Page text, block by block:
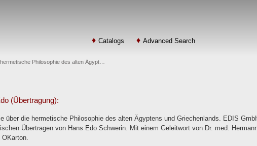
Catalogs Advanced Search
Philosophie des alten Ägypt…
(Übertragung):
über die hermetische Philosophie des alten Ägyptens und Griechenlands. EDIS
Übertragen von Hans Edo Schwerin. Mit einem Geleitwort von Dr. med.